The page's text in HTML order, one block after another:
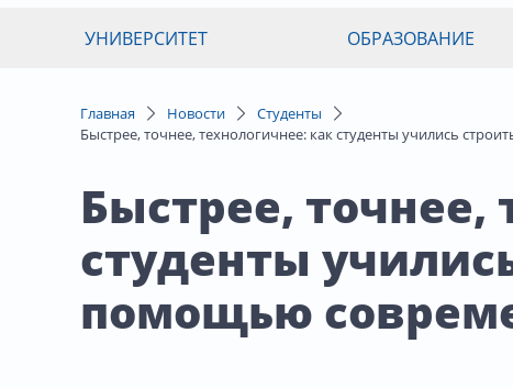
УНИВЕРСИТЕТ ОБРАЗОВАНИЕ
Главная Новости
Студенты
Быстрее, точнее, технологичнее: как студенты учились
Быстрее, точнее,
студенты
помощью